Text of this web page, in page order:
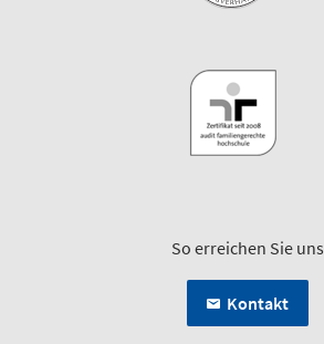
So erreichen Sie uns
Kontakt